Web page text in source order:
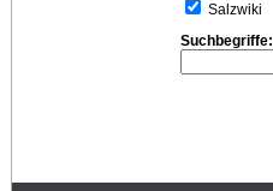
Salzwiki
Suchbegriffe: